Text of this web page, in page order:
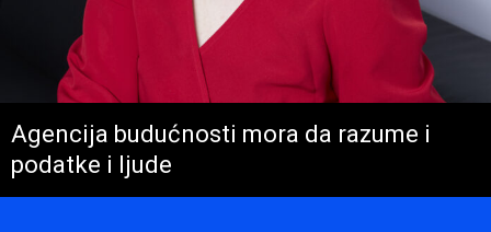
Agencija budućnosti mora da razume i
podatke i ljude